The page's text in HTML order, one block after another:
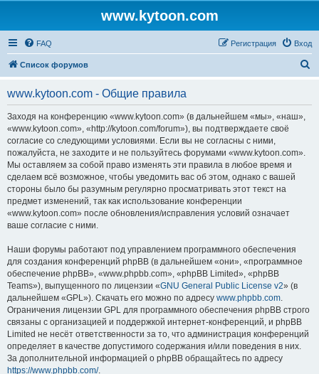
www.kytoon.com
FAQ Вход
Регистрация
Список форумов
www.kytoon.com - Общие правила
Заходя на конференцию «www.kytoon.com» (в дальнейшем «мы», «наш»,
«www.kytoon.com», «http://kytoon.com/forum»), вы подтверждаете своё
согласие со следующими условиями. Если вы не согласны с ними,
пожалуйста, не заходите и не пользуйтесь форумами «www.kytoon.com».
Мы оставляем за собой право изменять эти правила в любое время и
сделаем всё возможное, чтобы уведомить вас об этом, однако с вашей
стороны было бы разумным регулярно просматривать этот текст на
предмет изменений, так как использование конференции
«www.kytoon.com» после обновления/исправления условий означает
ваше согласие с ними.
Наши форумы работают под управлением программного обеспечения
для создания конференций phpBB (в дальнейшем «они», «программное
обеспечение phpBB», «www.phpbb.com», «phpBB Limited», «phpBB
Teams»), выпущенного по лицензии «GNU General Public License v2» (в
дальнейшем «GPL»). Скачать его можно по адресу www.phpbb.com.
Ограничения лицензии GPL для программного обеспечения phpBB строго
связаны с организацией и поддержкой интернет-конференций, и phpBB
Limited не несёт ответственности за то, что администрация конференций
определяет в качестве допустимого содержания и/или поведения в них.
За дополнительной информацией о phpBB обращайтесь по адресу
https://www.phpbb.com/.